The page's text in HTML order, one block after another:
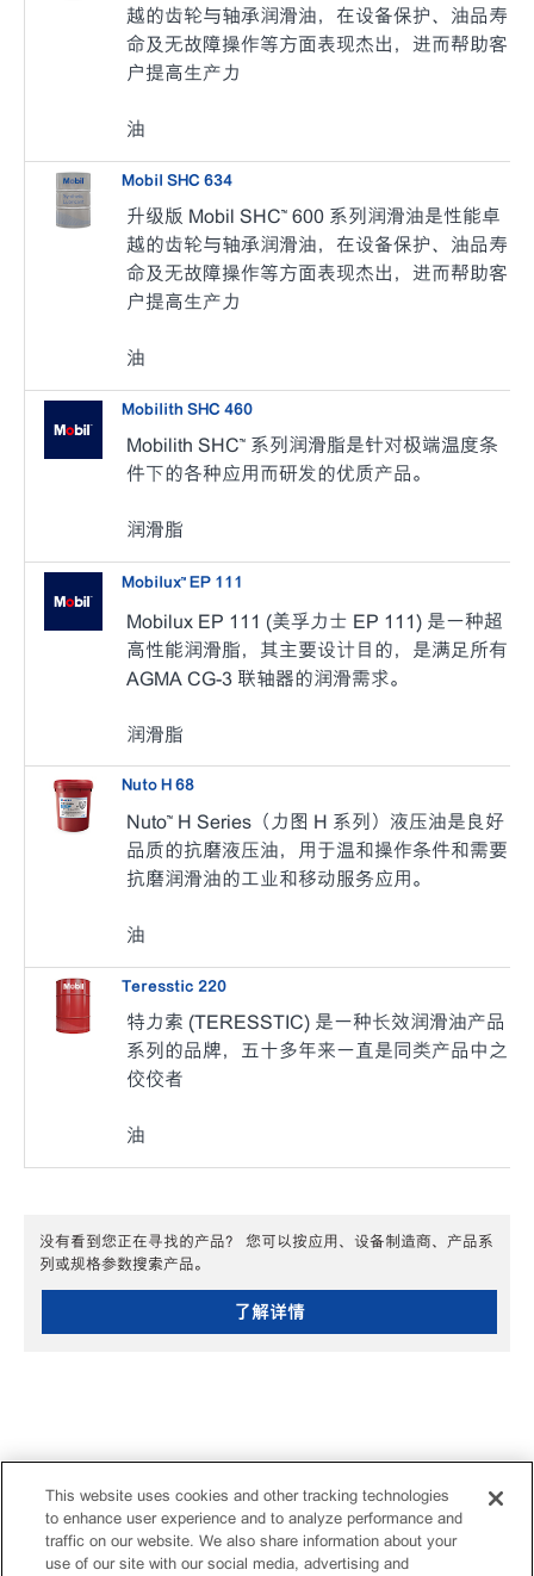
越的齿轮与轴承润滑油，在设备保护、油品寿
命及无故障操作等方面表现杰出，进而帮助客
户提高生产力
油
Mobil SHC 634
升级版 Mobil SHC™ 600 系列润滑油是性能卓
越的齿轮与轴承润滑油，在设备保护、油品寿
命及无故障操作等方面表现杰出，进而帮助客
户提高生产力
油
Mobilith SHC 460
Mobilith SHC™ 系列润滑脂是针对极端温度条
件下的各种应用而研发的优质产品。
润滑脂
Mobilux™ EP 111
Mobilux EP 111 (美孚力士 EP 111) 是一种超
高性能润滑脂，其主要设计目的，是满足所有
AGMA CG-3 联轴器的润滑需求。
润滑脂
Nuto H 68
Nuto™ H Series（力图 H 系列）液压油是良好
品质的抗磨液压油，用于温和操作条件和需要
抗磨润滑油的工业和移动服务应用。
油
Teresstic 220
特力索 (TERESSTIC) 是一种长效润滑油产品
系列的品牌，五十多年来一直是同类产品中之
佼佼者
油
没有看到您正在寻找的产品？ 您可以按应用、设备制造商、产品系
列或规格参数搜索产品。
了解详情
This website uses cookies and other tracking technologies
to enhance user experience and to analyze performance and
traffic on our website. We also share information about your
use of our site with our social media, advertising and